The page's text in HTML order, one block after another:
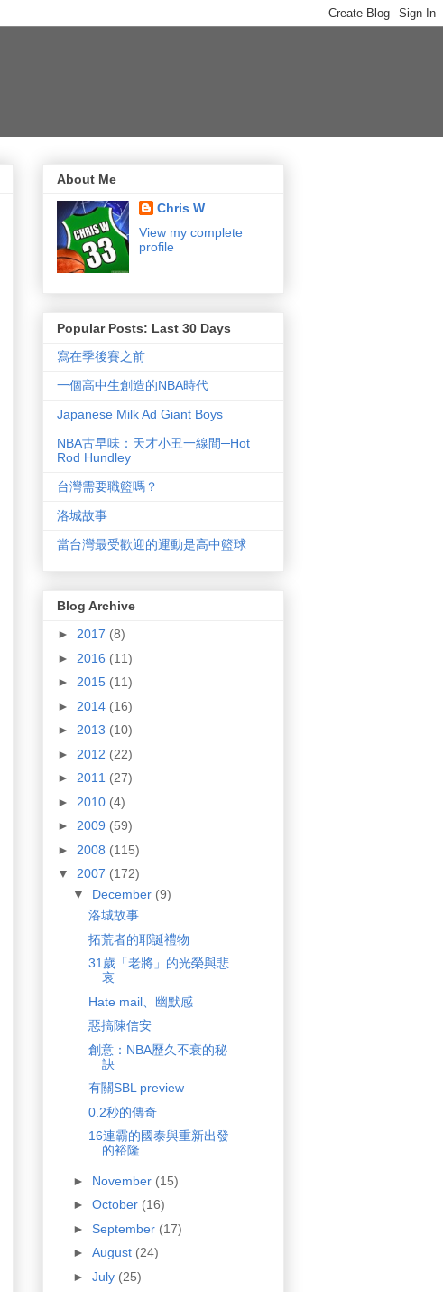
About Me
Chris W
View my complete
profile
Popular Posts: Last 30 Days
寫在季後賽之前
一個高中生創造的NBA時代
Japanese Milk Ad Giant Boys
NBA古早味：天才小丑一線間─Hot
Rod Hundley
台灣需要職籃嗎？
洛城故事
當台灣最受歡迎的運動是高中籃球
Blog Archive
► 2017 (8)
► 2016 (11)
► 2015 (11)
► 2014 (16)
► 2013 (10)
► 2012 (22)
► 2011 (27)
► 2010 (4)
► 2009 (59)
► 2008 (115)
▼ 2007 (172)
▼ December (9)
洛城故事
拓荒者的耶誕禮物
31歲「老將」的光榮與悲
哀
Hate mail、幽默感
惡搞陳信安
創意：NBA歷久不衰的秘
訣
有關SBL preview
0.2秒的傳奇
16連霸的國泰與重新出發
的裕隆
► November (15)
► October (16)
► September (17)
► August (24)
► July (25)